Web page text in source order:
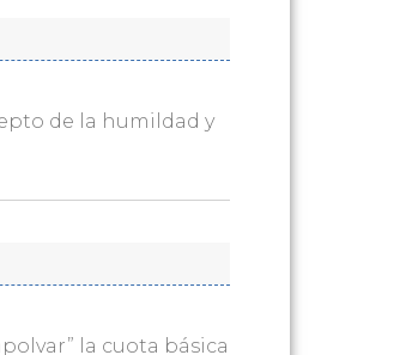
de la humildad y
la cuota básica